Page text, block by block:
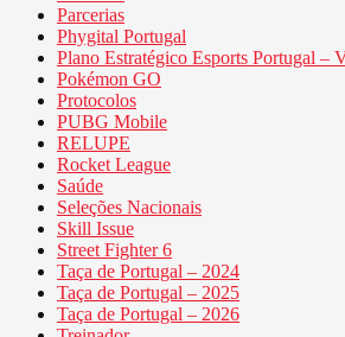
Parcerias
Phygital Portugal
Plano Estratégico Esports Portugal –
Pokémon GO
Protocolos
PUBG Mobile
RELUPE
Rocket League
Saúde
Seleções Nacionais
Skill Issue
Street Fighter 6
Taça de Portugal – 2024
Taça de Portugal – 2025
Taça de Portugal – 2026